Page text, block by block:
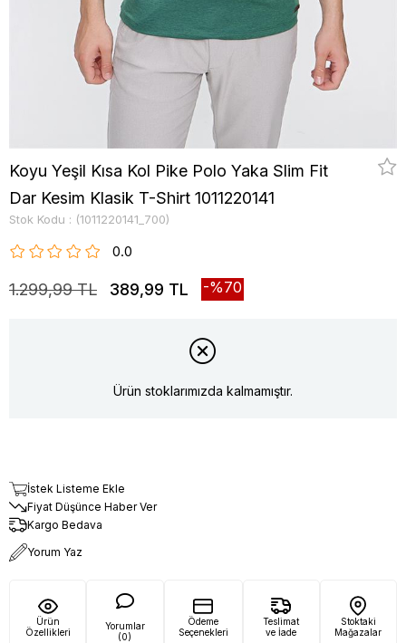
Koyu Yeşil Kısa Kol Pike Polo Yaka Slim Fit
Dar Kesim Klasik T-Shirt 1011220141
Stok Kodu (1011220141_700)
0.0
1.299,99 TL 389,99 TL 70
Ürün stoklarımızda kalmamıştır.
İstek Listeme Ekle
Fiyat Düşünce Haber Ver
Kargo Bedava
Yorum Yaz
Ürün
Özellikleri
Yorumlar
(0)
Ödeme
Seçenekleri
Teslimat
ve İade
Stoktaki
Mağazalar